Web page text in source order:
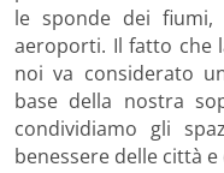
le sponde dei
aeroporti. Il fatto che
noi va considerato
base della nostra
condividiamo gli
benessere delle città